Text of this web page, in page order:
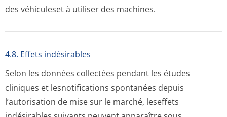
des véhiculeset à utiliser des machines.
4.8. Effets indésirables
Selon les données collectées pendant les études
cliniques et lesnotifications spontanées depuis
l’autorisation de mise sur le marché, leseffets